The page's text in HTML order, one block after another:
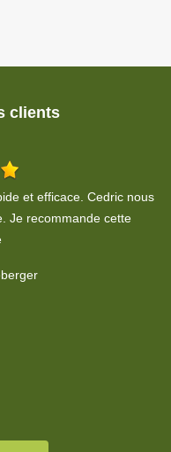
clients
d’élagage, de taille et
long de l’année, à ma
Cédric REINHARDT
il fait parti des artisans